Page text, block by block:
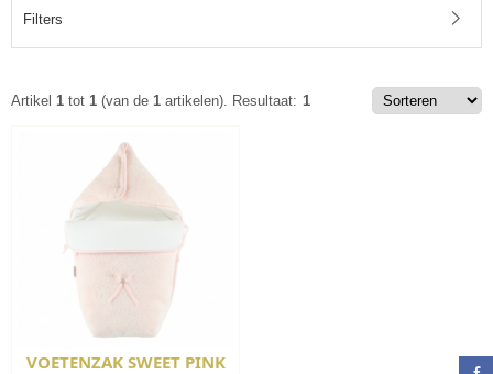
Filters
Artikel 1 tot 1 (van de 1 artikelen). Resultaat: 1
VOETENZAK SWEET PINK